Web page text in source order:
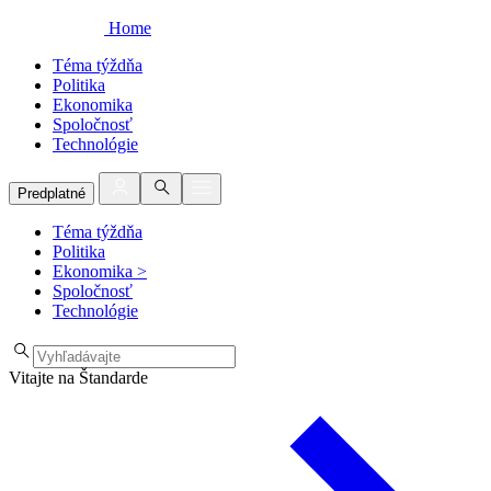
Home
Téma týždňa
Politika
Ekonomika
Spoločnosť
Technológie
Predplatné
Téma týždňa
Politika
Ekonomika >
Spoločnosť
Technológie
Vitajte na Štandarde